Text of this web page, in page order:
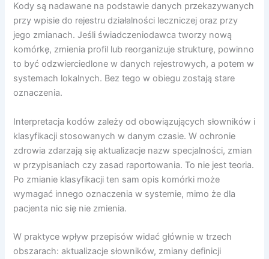
Kody są nadawane na podstawie danych przekazywanych
przy wpisie do rejestru działalności leczniczej oraz przy
jego zmianach. Jeśli świadczeniodawca tworzy nową
komórkę, zmienia profil lub reorganizuje strukturę, powinno
to być odzwierciedlone w danych rejestrowych, a potem w
systemach lokalnych. Bez tego w obiegu zostają stare
oznaczenia.
Interpretacja kodów zależy od obowiązujących słowników i
klasyfikacji stosowanych w danym czasie. W ochronie
zdrowia zdarzają się aktualizacje nazw specjalności, zmian
w przypisaniach czy zasad raportowania. To nie jest teoria.
Po zmianie klasyfikacji ten sam opis komórki może
wymagać innego oznaczenia w systemie, mimo że dla
pacjenta nic się nie zmienia.
W praktyce wpływ przepisów widać głównie w trzech
obszarach: aktualizacje słowników, zmiany definicji